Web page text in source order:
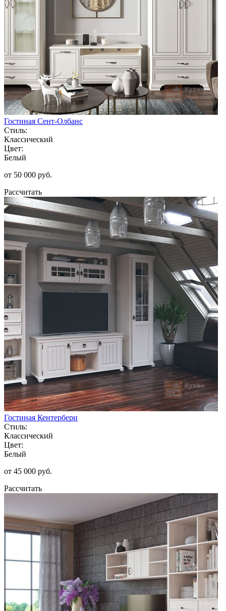
Гостиная Сент-Олбанс
Стиль:
Классический
Цвет:
Белый
от 50 000 руб.
Рассчитать
Гостиная Кентербери
Стиль:
Классический
Цвет:
Белый
от 45 000 руб.
Рассчитать